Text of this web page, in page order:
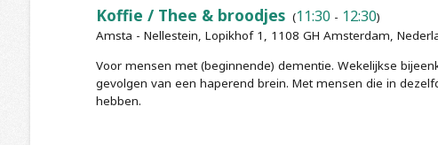
Koffie / Thee & broodjes(11:30- 12:30)
Amsta - Nellestein, Lopikhof 1, 1108 GH Amsterdam,
Voor mensen met (beginnende) dementie. Wekelijkse
gevolgen van een haperend brein. Met mensen die in
hebben.